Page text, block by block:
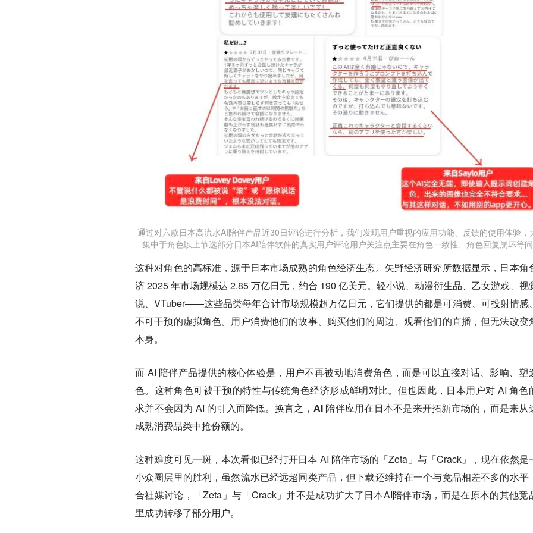
通过对六款日本高流水AI陪伴产品近30日评论进行分析，我们发现用户重视的应用功能、反馈的使用体验，
集中于角色以上节选部分日本AI陪伴软件的真实用户评论用户关注点主要在角色一致性、角色回复崩坏等
这种对角色的高标准，源于日本市场成熟的角色经济生态。矢野经济研究所数据显示，日本角
济 2025 年市场规模达 2.85 万亿日元，约合 190 亿美元。轻小说、动漫衍生品、乙女游戏、视
说、VTuber——这些品类每年合计市场规模超万亿日元，它们提供的都是可消费、可投射情感
不可干预的虚拟角色。用户消费他们的故事、购买他们的周边、观看他们的直播，但无法改变
本身。
而 AI 陪伴产品提供的核心体验是，用户不再被动地消费角色，而是可以直接对话、影响、塑
色。这种角色可被干预的特性与传统角色经济形成鲜明对比。但也因此，日本用户对 AI 角色
求并不会因为 AI 的引入而降低。换言之， AI 陪伴应用在日本不是来开拓新市场的，而是来从
成熟消费品类中抢份额的。
这种难度可见一斑，本次看似已经打开日本 AI 陪伴市场的「Zeta」与「Crack」，现在依然是
小众圈层里的胜利 ，虽然流水已经远超同类产品，但下载还维持在一个与竞品相差不多的水平
合社媒讨论，「Zeta」与「Crack」并不是成功扩大了日本AI陪伴市场，而是在原本的其他竞
里成功转移了部分用户。